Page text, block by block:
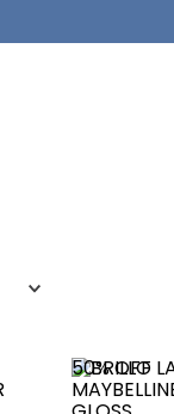
50%OFF